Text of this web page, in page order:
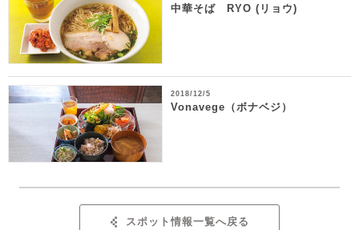
中華そば RYO (リョウ)
2018/12/5
Vonavege（ボナベジ）
スポット情報一覧へ戻る